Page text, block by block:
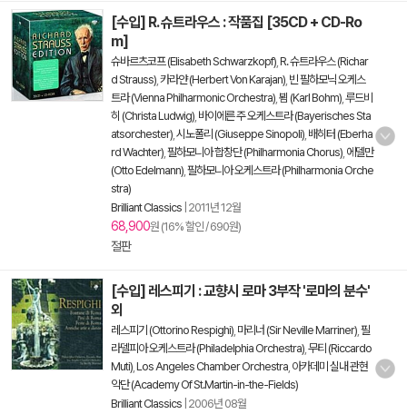
[수입] R. 슈트라우스 : 작품집 [35CD + CD-Ro
m]
슈바르츠코프 (Elisabeth Schwarzkopf) R. 슈트라우스 (Richar
d Strauss) 카라얀 (Herbert Von Karajan) 빈 필하모닉 오케스
트라 (Vienna Philharmonic Orchestra) 뵘 (Karl Bohm) 루드비
히 (Christa Ludwig) 바이에른 주 오케스트라 (Bayerisches Sta
atsorchester) 시노폴리 (Giuseppe Sinopoli) 배히터 (Eberha
rd Wachter) 필하모니아 합창단 (Philharmonia Chorus) 에델만
(Otto Edelmann) 필하모니아 오케스트라 (Philharmonia Orche
stra)
Brilliant Classics 2011년 12월
68,900원 (16% 할인 / 690원)
절판
[수입] 레스피기 : 교향시 로마 3부작 '로마의 분수'
외
레스피기 (Ottorino Respighi) 마리너 (Sir Neville Marriner) 필
라델피아 오케스트라 (Philadelphia Orchestra) 무티 (Riccardo
Muti) Los Angeles Chamber Orchestra 아카데미 실내 관현
악단 (Academy Of St.Martin-in-the-Fields)
Brilliant Classics 2006년 08월